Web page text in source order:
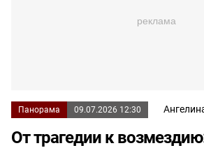
Панорама 09.07.2026 12:30
От трагедии к